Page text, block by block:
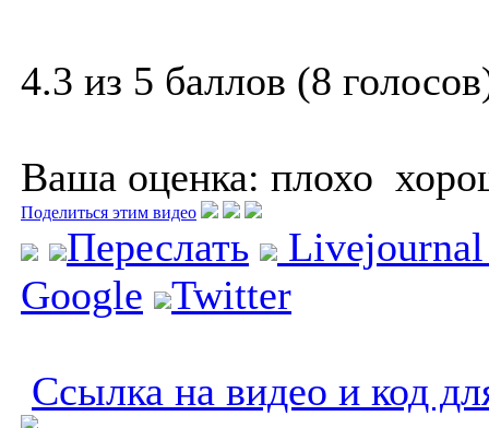
4.3 из 5 баллов (8
Ваша оценка: плохо
Поделиться этим видео
Переслать
Google
Twitter
Ссылка на видео и код